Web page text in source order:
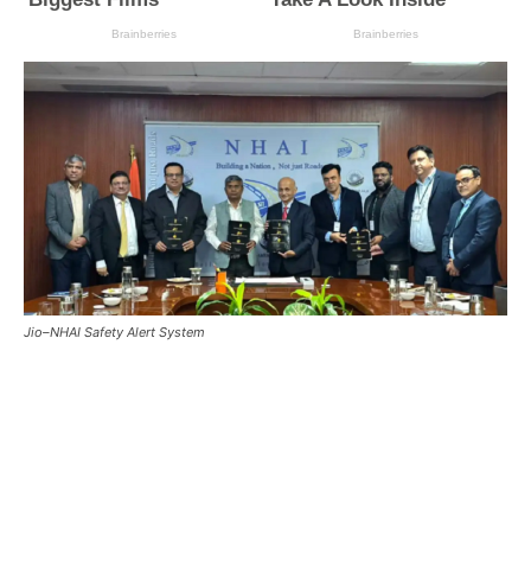
Jio–NHAI Safety Alert System